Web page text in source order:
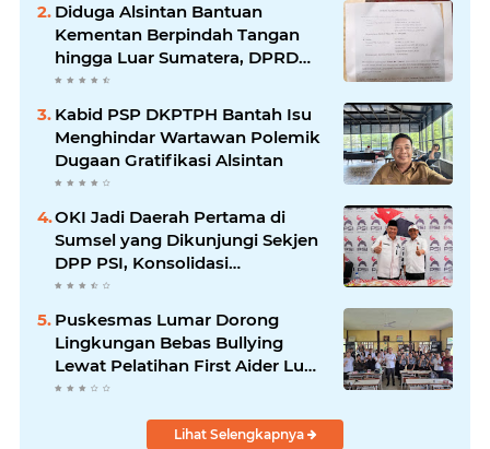
Diduga Alsintan Bantuan
Kementan Berpindah Tangan
hingga Luar Sumatera, DPRD
Sumsel Minta Aparat Usut
Tuntas
Kabid PSP DKPTPH Bantah Isu
Menghindar Wartawan Polemik
Dugaan Gratifikasi Alsintan
OKI Jadi Daerah Pertama di
Sumsel yang Dikunjungi Sekjen
DPP PSI, Konsolidasi
Pembentukan DPRT Dimulai
Puskesmas Lumar Dorong
Lingkungan Bebas Bullying
Lewat Pelatihan First Aider Luka
Psikologis di SMAN 01
Lihat Selengkapnya